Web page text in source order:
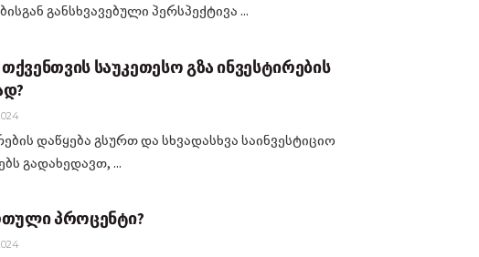
განსხვავებული პერსპექტივა ...
საუკეთესო გზა ინვესტირების
დაწყება გსურთ და სხვადასხვა საინვესტიციო
გადახედავთ, ...
პროცენტი?